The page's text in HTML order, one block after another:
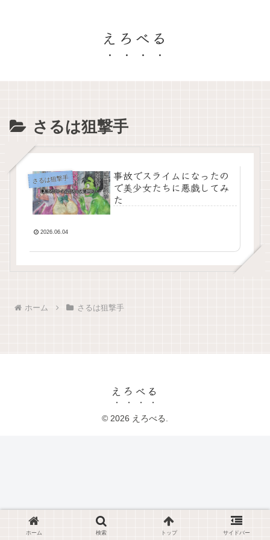
えろべる
さるは狙撃手
さるは狙撃手
事故でスライムになったの
で美少女たちに悪戯してみ
た
2026.06.04
ホーム さるは狙撃手
えろべる
© 2026 えろべる.
ホーム 検索 トップ サイドバー